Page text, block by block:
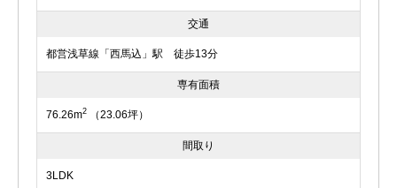
交通
都営浅草線「西馬込」駅 徒歩13分
専有面積
76.26m2 （23.06坪）
間取り
3LDK